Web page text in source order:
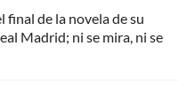
final de la novela de su
Madrid; ni se mira, ni se